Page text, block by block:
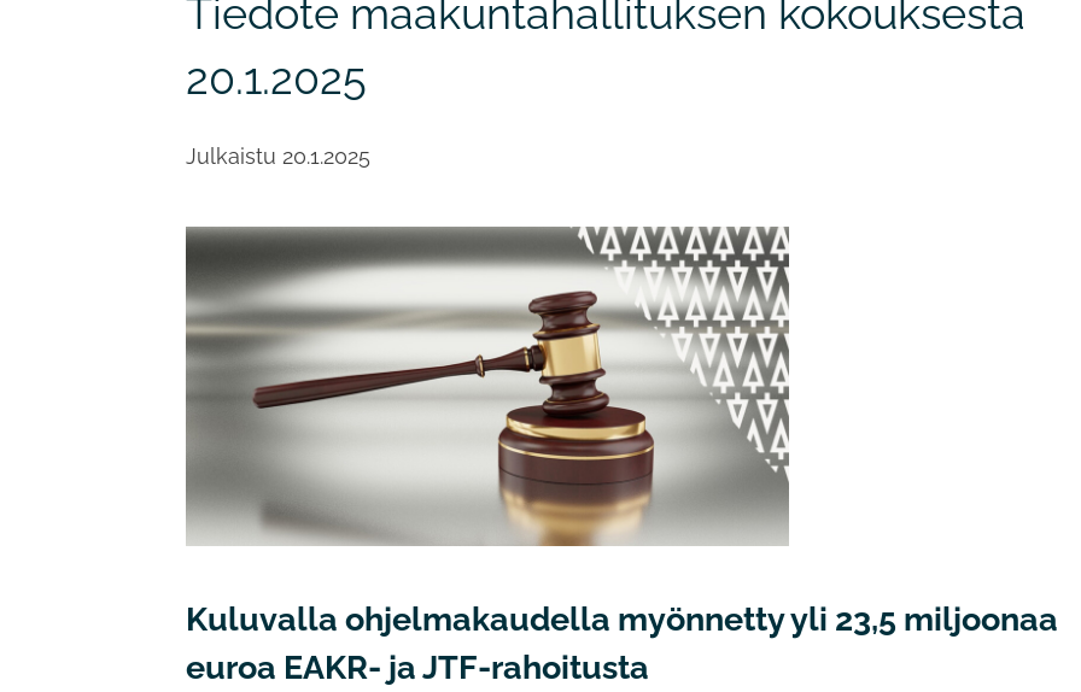
Tiedote maakuntahallituksen kokouksesta
20.1.2025
Julkaistu 20.1.2025
Kuluvalla ohjelmakaudella myönnetty yli 23,5 miljoonaa
euroa EAKR- ja JTF-rahoitusta